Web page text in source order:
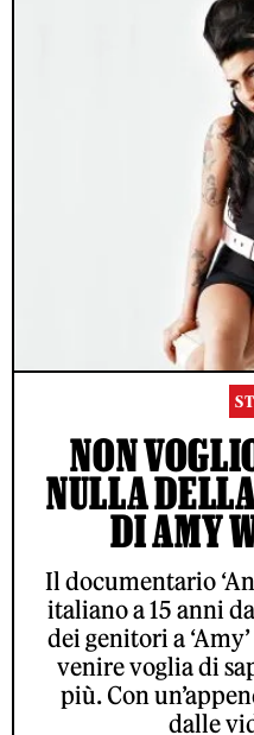
NON
NULLA
DI AMY
Il documentario
italiano a 15 anni
dei genitori a
venire voglia di
più. Con
dalle